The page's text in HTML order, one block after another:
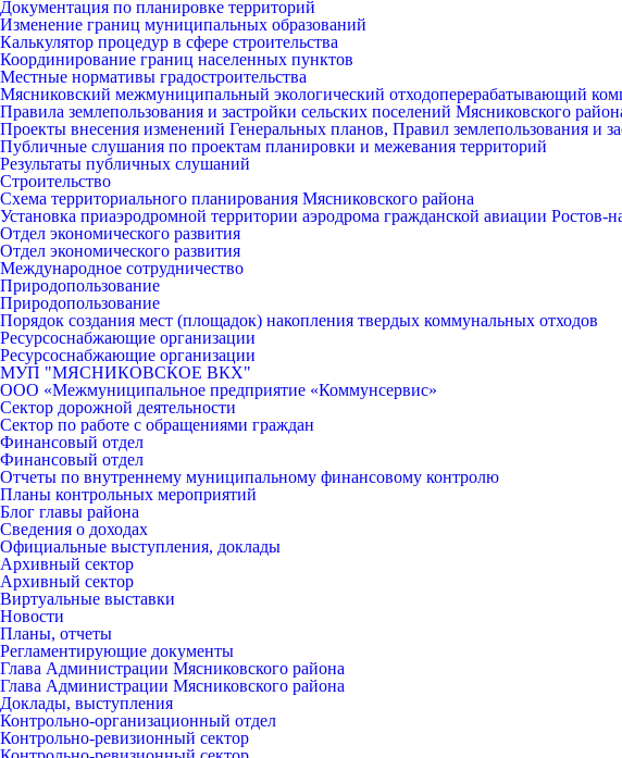
Документация по планировке территорий
Изменение границ муниципальных образований
Калькулятор процедур в сфере строительства
Координирование границ населенных пунктов
Местные нормативы градостроительства
Мясниковский межмуниципальный экологический отходоперерабатывающий
Правила землепользования и застройки сельских поселений Мясниковского
Проекты внесения изменений Генеральных планов, Правил землепользования и
Публичные слушания по проектам планировки и межевания территорий
Результаты публичных слушаний
Строительство
Схема территориального планирования Мясниковского района
Установка приаэродромной территории аэродрома гражданской авиации Ростов-
Отдел экономического развития
Отдел экономического развития
Международное сотрудничество
Природопользование
Природопользование
Порядок создания мест (площадок) накопления твердых коммунальных отходов
Ресурсоснабжающие организации
Ресурсоснабжающие организации
МУП "МЯСНИКОВСКОЕ ВКХ"
ООО «Межмуниципальное предприятие «Коммунсервис»
Сектор дорожной деятельности
Сектор по работе с обращениями граждан
Финансовый отдел
Финансовый отдел
Отчеты по внутреннему муниципальному финансовому контролю
Планы контрольных мероприятий
Блог главы района
Сведения о доходах
Официальные выступления, доклады
Архивный сектор
Архивный сектор
Виртуальные выставки
Новости
Планы, отчеты
Регламентирующие документы
Глава Администрации Мясниковского района
Глава Администрации Мясниковского района
Доклады, выступления
Контрольно-организационный отдел
Контрольно-ревизионный сектор